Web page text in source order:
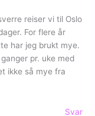
reiser vi til Oslo
For flere år
har jeg brukt mye.
pr. uke med
ikke så mye fra
Svar